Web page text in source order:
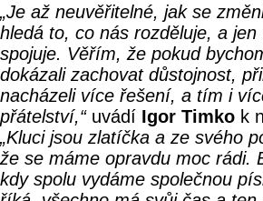
„Je až neuvěřitelné, jak se
hledá to, co nás rozděluje, a
spojuje. Věřím, že pokud
dokázali zachovat důstojnost,
nacházeli více řešení, a tím i
přátelství,“uvádí Igor Timko k
„Kluci jsou zlatíčka a ze svého
že se máme opravdu moc rádi.
kdy spolu vydáme společnou